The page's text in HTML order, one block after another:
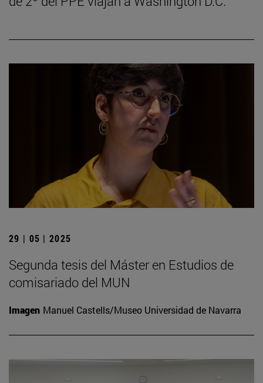
29 | 05 | 2025
Segunda tesis del Máster en Estudios de
comisariado del MUN
Imagen Manuel Castells/Museo Universidad de Navarra